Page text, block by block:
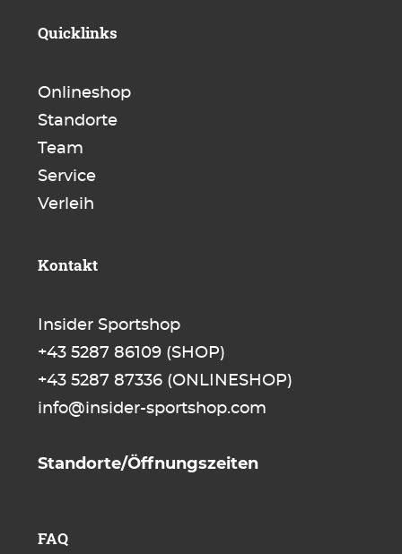
Quicklinks
Onlineshop
Standorte
Team
Service
Verleih
Kontakt
Insider Sportshop
+43 5287 86109 (SHOP)
+43 5287 87336 (ONLINESHOP)
info@insider-sportshop.com
Standorte/Öffnungszeiten
FAQ